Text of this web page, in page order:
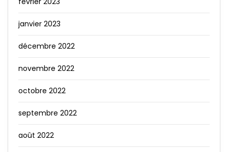
janvier 2023
décembre 2022
novembre 2022
octobre 2022
septembre 2022
août 2022